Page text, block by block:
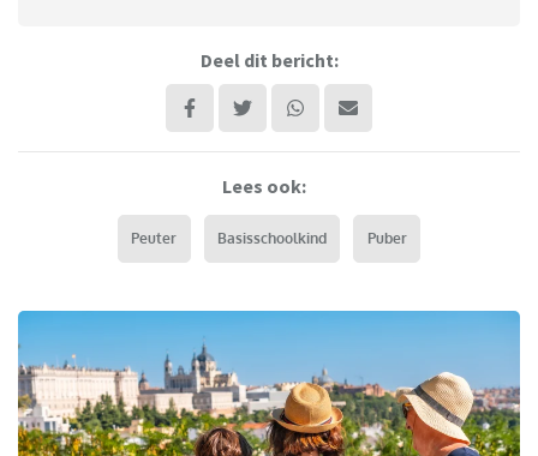
Deel dit bericht:
Lees ook:
Peuter Basisschoolkind Puber